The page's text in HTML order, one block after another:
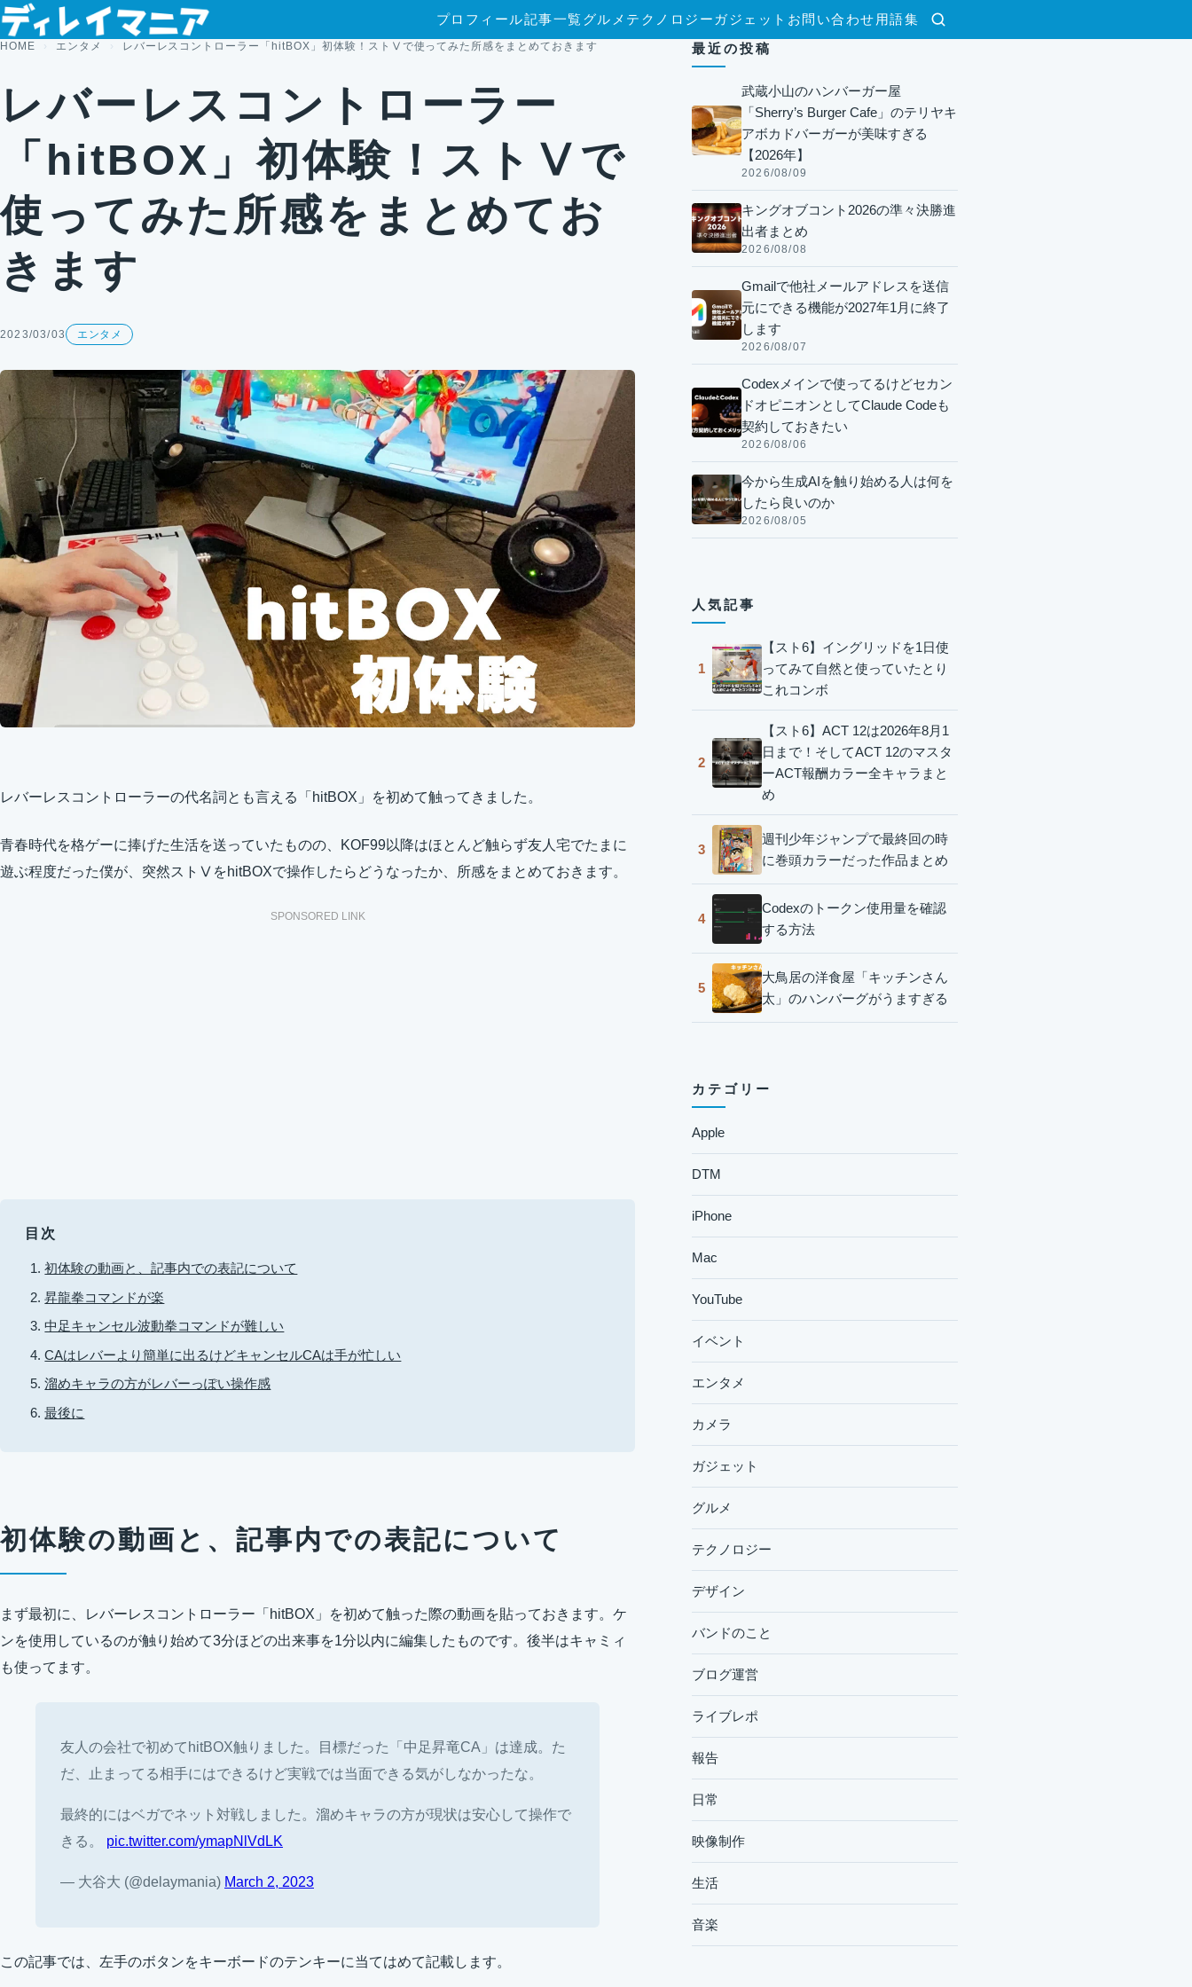
コンテンツへスキップ
検索
プロフィール記事一覧グルメ テクノロジー ガジェット お問い合わせ 用語集
HOME エンタメ レバーレスコントローラー「hitBOX」初体験！ストⅤで使ってみた所感をまとめておきます
レバーレスコントローラー
「hitBOX」初体験！ストⅤで
使ってみた所感をまとめてお
きます
2023/03/03 エンタメ
レバーレスコントローラーの代名詞とも言える「hitBOX」を初めて触ってきました。
青春時代を格ゲーに捧げた生活を送っていたものの、KOF99以降はほとんど触らず友人宅でたまに
遊ぶ程度だった僕が、突然ストⅤをhitBOXで操作したらどうなったか、所感をまとめておきます。
SPONSORED LINK
目次
初体験の動画と、記事内での表記について
昇龍拳コマンドが楽
中足キャンセル波動拳コマンドが難しい
CAはレバーより簡単に出るけどキャンセルCAは手が忙しい
溜めキャラの方がレバーっぽい操作感
最後に
初体験の動画と、記事内での表記について
まず最初に、レバーレスコントローラー「hitBOX」を初めて触った際の動画を貼っておきます。ケ
ンを使用しているのが触り始めて3分ほどの出来事を1分以内に編集したものです。後半はキャミィ
も使ってます。
友人の会社で初めてhitBOX触りました。目標だった「中足昇竜CA」は達成。た
だ、止まってる相手にはできるけど実戦では当面できる気がしなかったな。
最終的にはベガでネット対戦しました。溜めキャラの方が現状は安心して操作で
きる。 pic.twitter.com/ymapNlVdLK
— 大谷大 (@delaymania) March 2, 2023
この記事では、左手のボタンをキーボードのテンキーに当てはめて記載します。
最近の投稿
武蔵小山のハンバーガー屋
「Sherry’s Burger Cafe」のテリヤキ
アボカドバーガーが美味すぎる
【2026年】
2026/08/09
キングオブコント2026の準々決勝進
出者まとめ
2026/08/08
Gmailで他社メールアドレスを送信
元にできる機能が2027年1月に終了
します
2026/08/07
Codexメインで使ってるけどセカン
ドオピニオンとしてClaude Codeも
契約しておきたい
2026/08/06
今から生成AIを触り始める人は何を
したら良いのか
2026/08/05
人気記事
1
【スト6】イングリッドを1日使
ってみて自然と使っていたとり
これコンボ
2
【スト6】ACT 12は2026年8月1
日まで！そしてACT 12のマスタ
ーACT報酬カラー全キャラまと
め
3
週刊少年ジャンプで最終回の時
に巻頭カラーだった作品まとめ
4
Codexのトークン使用量を確認
する方法
5
大鳥居の洋食屋「キッチンさん
太」のハンバーグがうますぎる
カテゴリー
Apple
DTM
iPhone
Mac
YouTube
イベント
エンタメ
カメラ
ガジェット
グルメ
テクノロジー
デザイン
バンドのこと
ブログ運営
ライブレポ
報告
日常
映像制作
生活
音楽